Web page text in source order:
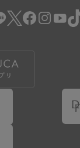
または個別規定に
された場合において
より既に発生した支
上の義務の履行責
カが提供するアプリ